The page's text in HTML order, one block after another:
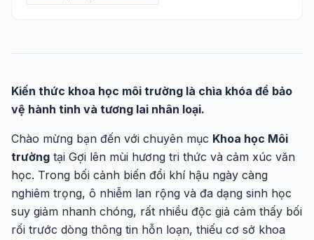
Kiến thức khoa học môi trường là chìa khóa để bảo
vệ hành tinh và tương lai nhân loại.
Chào mừng bạn đến với chuyên mục Khoa học Môi
trường tại Gợi lên mùi hương tri thức và cảm xúc văn
học. Trong bối cảnh biến đổi khí hậu ngày càng
nghiêm trọng, ô nhiễm lan rộng và đa dạng sinh học
suy giảm nhanh chóng, rất nhiều độc giả cảm thấy bối
rối trước dòng thông tin hỗn loạn, thiếu cơ sở khoa